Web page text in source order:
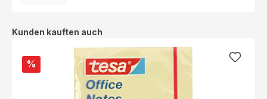
Produktgalerie überspringen
Kunden kauften auch
%